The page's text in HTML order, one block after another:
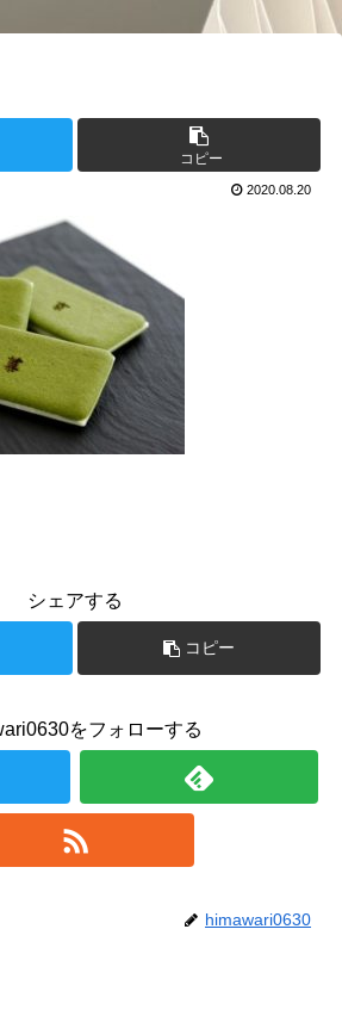
コピー
2020.08.20
シェアする
コピー
をフォローする
himawari0630